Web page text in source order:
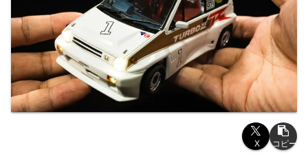
X コピー